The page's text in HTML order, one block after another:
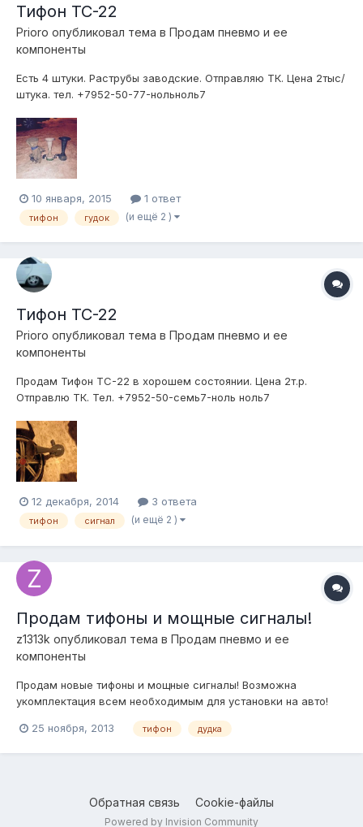
Тифон ТС-22
Prioro опубликовал тема в Продам пневмо и ее
компоненты
Есть 4 штуки. Раструбы заводские. Отправляю ТК. Цена 2тыс/
штука. тел. +7952-50-77-нольноль7
10 января, 2015 1 ответ
тифон гудок (и ещё 2 )
Тифон ТС-22
Prioro опубликовал тема в Продам пневмо и ее
компоненты
Продам Тифон ТС-22 в хорошем состоянии. Цена 2т.р.
Отправлю ТК. Тел. +7952-50-семь7-ноль ноль7
12 декабря, 2014 3 ответа
тифон сигнал (и ещё 2 )
Продам тифоны и мощные сигналы!
z1313k опубликовал тема в Продам пневмо и ее
компоненты
Продам новые тифоны и мощные сигналы! Возможна
укомплектация всем необходимым для установки на авто!
любое авто! Продукция находится в г. Люберцы (Московская
25 ноября, 2013 тифон дудка
Обратная связь Cookie-файлы
Powered by Invision Community